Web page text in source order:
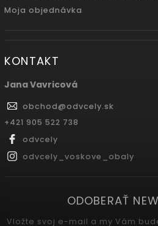
Moja objednávka
KONTAKT
Jana Vavricová
obchod@odvcely.sk
+421 905 522 738
odvcely
odvcely_voskove_obaly
ODOBERAŤ
Vložte svoj e-mail a my Vám